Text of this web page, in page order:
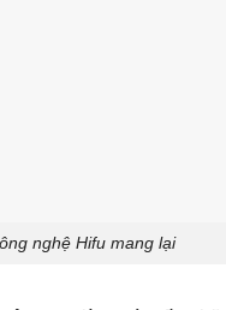
nghệ Hifu mang lại